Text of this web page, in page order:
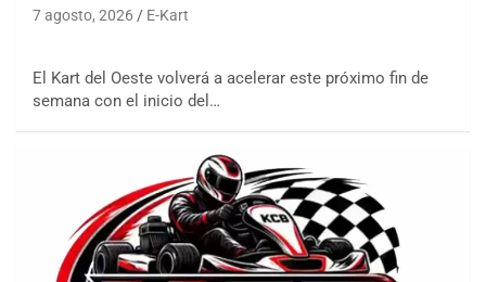
7 agosto, 2026 E-Kart
El Kart del Oeste volverá a acelerar este próximo fin de
semana con el inicio del…